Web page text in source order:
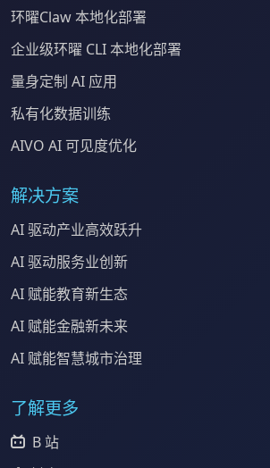
环曜Claw 本地化部署
企业级环曜 CLI 本地化部署
量身定制 AI 应用
私有化数据训练
AIVO AI 可见度优化
解决方案
AI 驱动产业高效跃升
AI 驱动服务业创新
AI 赋能教育新生态
AI 赋能金融新未来
AI 赋能智慧城市治理
了解更多
B 站